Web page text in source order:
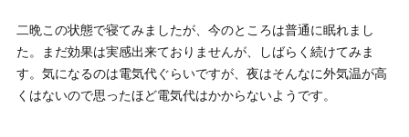
二晩この状態で寝てみましたが、今のところは普通に眠れまし
た。まだ効果は実感出来ておりませんが、しばらく続けてみま
す。気になるのは電気代ぐらいですが、夜はそんなに外気温が高
くはないので思ったほど電気代はかからないようです。